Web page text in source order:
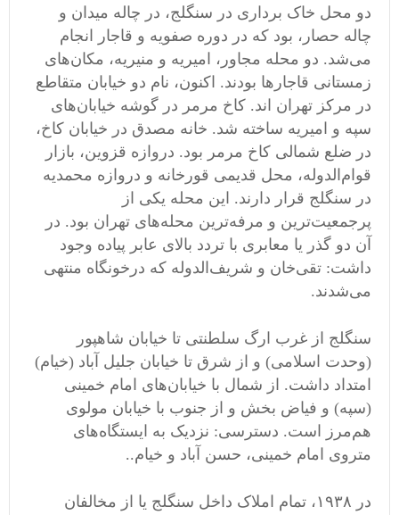
دو محل خاک برداری در سنگلج، در چاله میدان و
چاله حصار، بود که در دوره صفویه و قاجار انجام
می‌شد. دو محله مجاور، امیریه و منیریه، مکان‌های
زمستانی قاجارها بودند. اکنون، نام دو خیابان متقاطع
در مرکز تهران اند. کاخ مرمر در گوشه خیابان‌های
سپه و امیریه ساخته شد. خانه مصدق در خیابان کاخ،
در ضلع شمالی کاخ مرمر بود. دروازه قزوین، بازار
قوام‌الدوله، محل قدیمی قورخانه و دروازه محمدیه
در سنگلج قرار دارند. این محله یکی از
پرجمعیت‌ترین و مرفه‌ترین محله‌های تهران بود. در
آن دو گذر یا معابری با تردد بالای عابر پیاده وجود
داشت: تقی‌خان و شریف‌الدوله که درخونگاه منتهی
می‌شدند.
سنگلج از غرب ارگ ​​سلطنتی تا خیابان شاهپور
(وحدت اسلامی) و از شرق تا خیابان جلیل آباد (خیام)
امتداد داشت. از شمال با خیابان‌های امام خمینی
(سپه) و فیاض بخش و از جنوب با خیابان مولوی
هم‌مرز است. دسترسی: نزدیک به ایستگاه‌های
متروی امام خمینی، حسن آباد و خیام..
در ۱۹۳۸، تمام املاک داخل سنگلج یا از مخالفان